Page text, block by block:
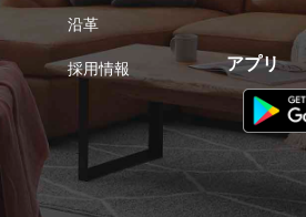
沿革
採用情報 アプリ